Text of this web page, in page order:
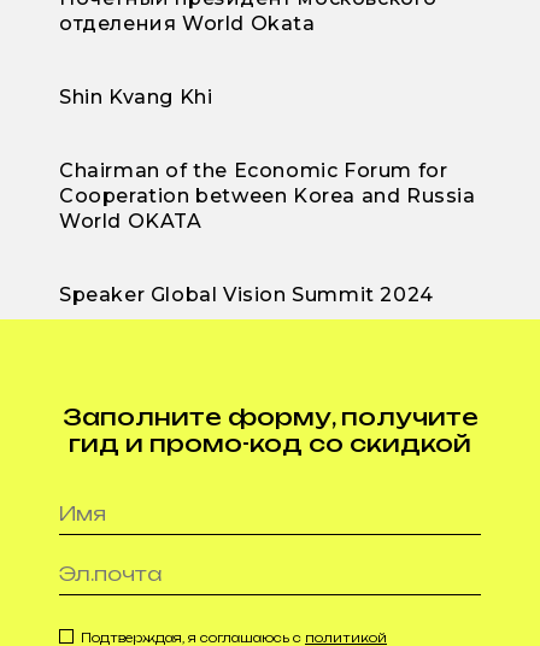
отделения World Okata
Shin Kvang Khi
Chairman of the Economic Forum for
Cooperation between Korea and Russia
World OKATA
Speaker Global Vision Summit 2024
Заполните форму, получите
гид и промо-код со скидкой
Подтверждая, я соглашаюсь с политикой